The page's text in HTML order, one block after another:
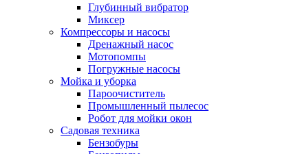
Глубинный вибратор
Миксер
Компрессоры и насосы
Дренажный насос
Мотопомпы
Погружные насосы
Мойка и уборка
Пароочиститель
Промышленный пылесос
Робот для мойки окон
Садовая техника
Бензобуры